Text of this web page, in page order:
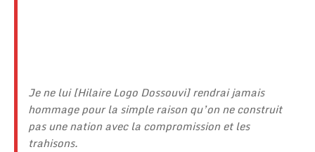
Je ne lui [Hilaire Logo Dossouvi] rendrai jamais
hommage pour la simple raison qu’on ne construit
pas une nation avec la compromission et les
trahisons.